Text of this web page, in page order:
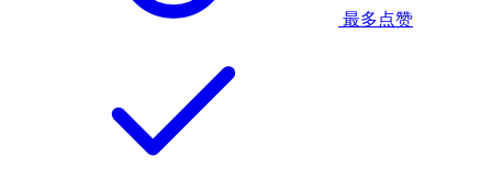
最多点赞